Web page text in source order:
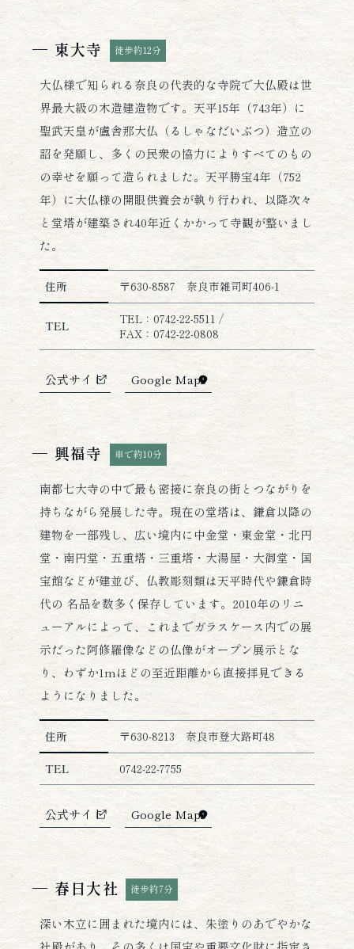
東大寺 徒歩約12分
大仏様で知られる奈良の代表的な寺院で大仏殿は世
界最大級の木造建造物です。天平15年（743年）に
聖武天皇が盧舎那大仏（るしゃなだいぶつ）造立の
詔を発願し、多くの民衆の協力によりすべてのもの
の幸せを願って造られました。天平勝宝4年（752
年）に大仏様の開眼供養会が執り行われ、以降次々
と堂塔が建築され40年近くかかって寺観が整いまし
た。
東大寺の詳細情報
住所 〒630-8587 奈良市雑司町406-1
TEL
TEL：0742-22-5511 /
FAX：0742-22-0808
公式サイト Google Maps
興福寺 車で約10分
南都七大寺の中で最も密接に奈良の街とつながりを
持ちながら発展した寺。現在の堂塔は、鎌倉以降の
建物を一部残し、広い境内に中金堂・東金堂・北円
堂・南円堂・五重塔・三重塔・大湯屋・大御堂・国
宝館などが建並び、仏教彫刻類は天平時代や鎌倉時
代の 名品を数多く保存しています。2010年のリニ
ューアルによって、これまでガラスケース内での展
示だった阿修羅像などの仏像がオープン展示とな
り、わずか1mほどの至近距離から直接拝見できる
ようになりました。
興福寺の詳細情報
住所 〒630-8213 奈良市登大路町48
TEL 0742-22-7755
公式サイト Google Maps
春日大社 徒歩約7分
深い木立に囲まれた境内には、朱塗りのあでやかな